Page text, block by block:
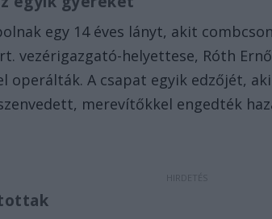
egy 14 éves lányt, akit
vezérigazgató-helyettese, Róth
operálták. A csapat egyik edzőjét,
merevítőkkel engedték